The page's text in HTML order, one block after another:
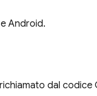
Android.
dal codice